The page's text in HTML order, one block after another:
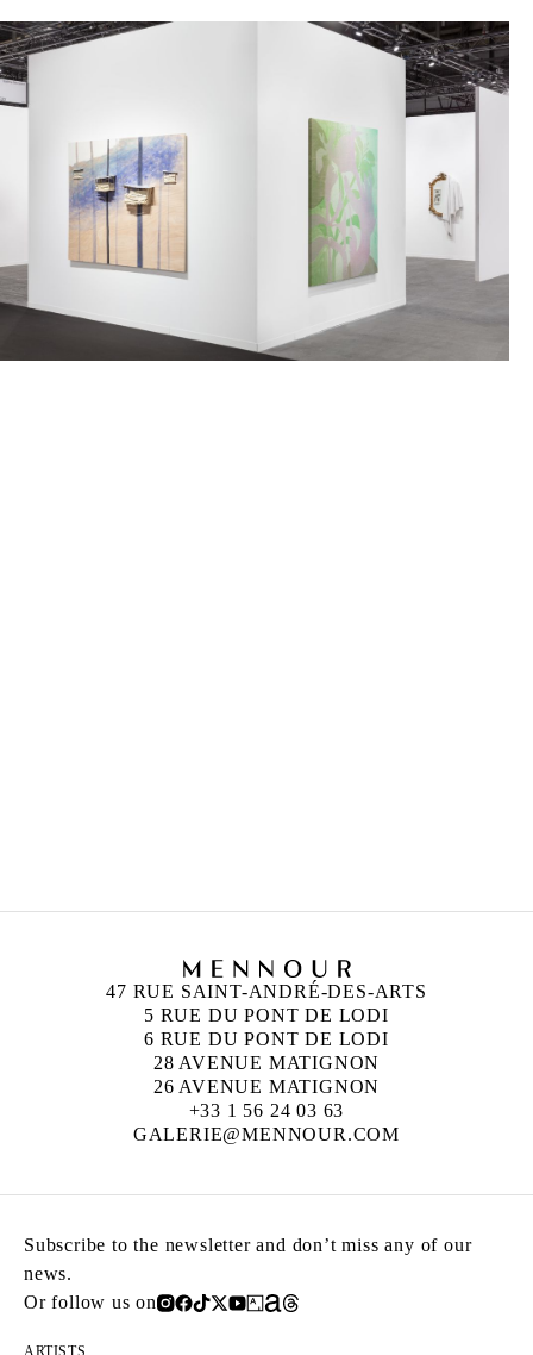
47 RUE SAINT-ANDRÉ-DES-ARTS
5 RUE DU PONT DE LODI
6 RUE DU PONT DE LODI
28 AVENUE MATIGNON
26 AVENUE MATIGNON
+33 1 56 24 03 63
GALERIE@MENNOUR.COM
Subscribe to the newsletter and don’t miss any of our
news.
Or follow us on